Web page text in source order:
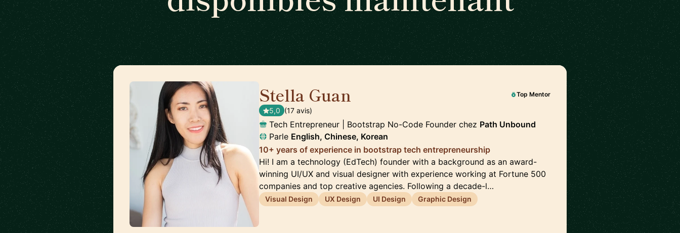
Stella Guan Top Mentor
5,0 (17 avis)
Tech Entrepreneur | Bootstrap No-Code Founder chez Path Unbound
Parle English, Chinese, Korean
10+ years of experience in bootstrap tech entrepreneurship
Hi! I am a technology (EdTech) founder with a background as an award-
winning UI/UX and visual designer with experience working at Fortune 500
companies and top creative agencies. Following a decade-l…
Visual Design UX Design UI Design Graphic Design